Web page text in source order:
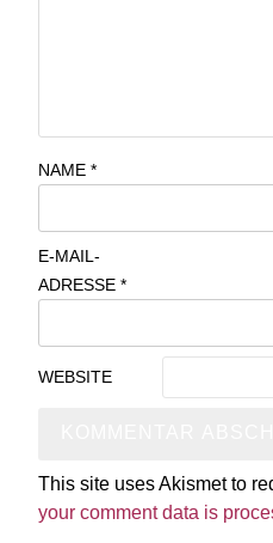
NAME *
E-MAIL-
ADRESSE *
WEBSITE
This site uses Akismet to
your comment data is